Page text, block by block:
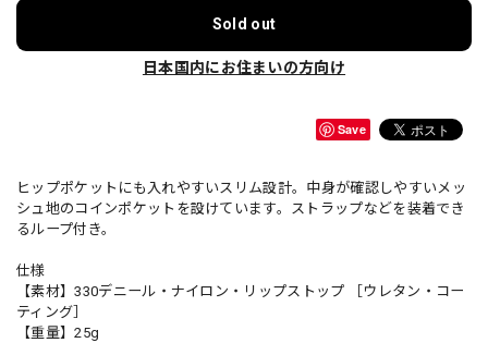
Sold out
日本国内にお住まいの方向け
Save
ヒップポケットにも入れやすいスリム設計。中身が確認しやすいメッ
シュ地のコインポケットを設けています。ストラップなどを装着でき
るループ付き。
仕様
【素材】330デニール・ナイロン・リップストップ ［ウレタン・コー
ティング］
【重量】25g